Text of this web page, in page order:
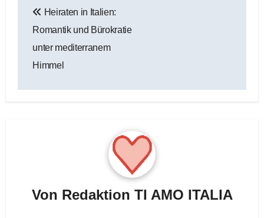
Heiraten in Italien:
Romantik und Bürokratie
unter mediterranem
Himmel
Von Redaktion TI AMO ITALIA